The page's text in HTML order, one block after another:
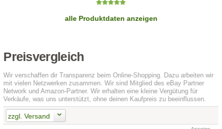
alle Produktdaten anzeigen
Preisvergleich
Wir verschaffen dir Transparenz beim Online-Shopping. Dazu arbeiten wir
mit vielen Netzwerken zusammen. Wir sind Mitglied des eBay Partner
Network und Amazon-Partner. Wir erhalten eine kleine Vergütung für
Verkäufe, was uns unterstützt, ohne deinen Kaufpreis zu beeinflussen.
zzgl. Versand